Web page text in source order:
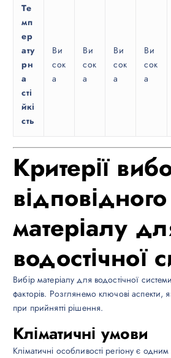
Те
мп
ер
ату
рн
а
сті
йкі
сть
Ви
сок
а
Ви
сок
а
Ви
сок
а
Ви
сок
а
Критерії
відповідного
матеріалу
водостічної
Вибір матеріалу для водостічної
факторів. Розглянемо ключові аспекти,
при прийнятті рішення.
Кліматичні умови
Кліматичні особливості регіону є